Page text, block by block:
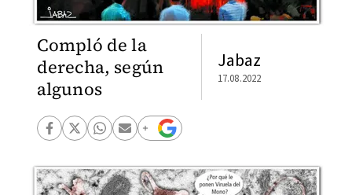
Compló de la
derecha, según
algunos
Jabaz
17.08.2022